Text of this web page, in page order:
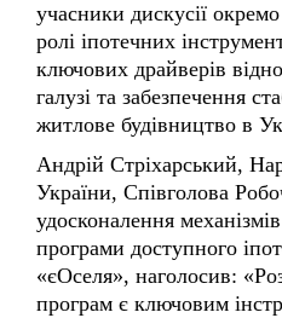
ключових драйверів
галузі та забезпечення
житлове будівництво в
Андрій Стріхарський,
України, Співголова
удосконалення механізмів
програми доступного
«єОселя», наголосив:
програм є ключовим
будівельної галузі.
кредитування формує